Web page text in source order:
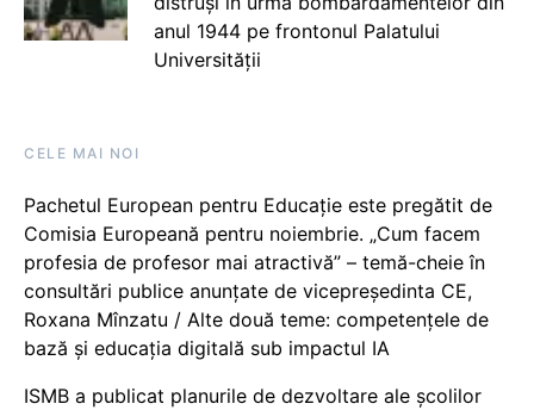
anul 1944 pe frontonul Palatului
Universității
CELE MAI NOI
Pachetul European pentru Educație este pregătit de
Comisia Europeană pentru noiembrie. „Cum facem
profesia de profesor mai atractivă” – temă-cheie în
consultări publice anunțate de vicepreședinta CE,
Roxana Mînzatu / Alte două teme: competențele de
bază și educația digitală sub impactul IA
ISMB a publicat planurile de dezvoltare ale școlilor